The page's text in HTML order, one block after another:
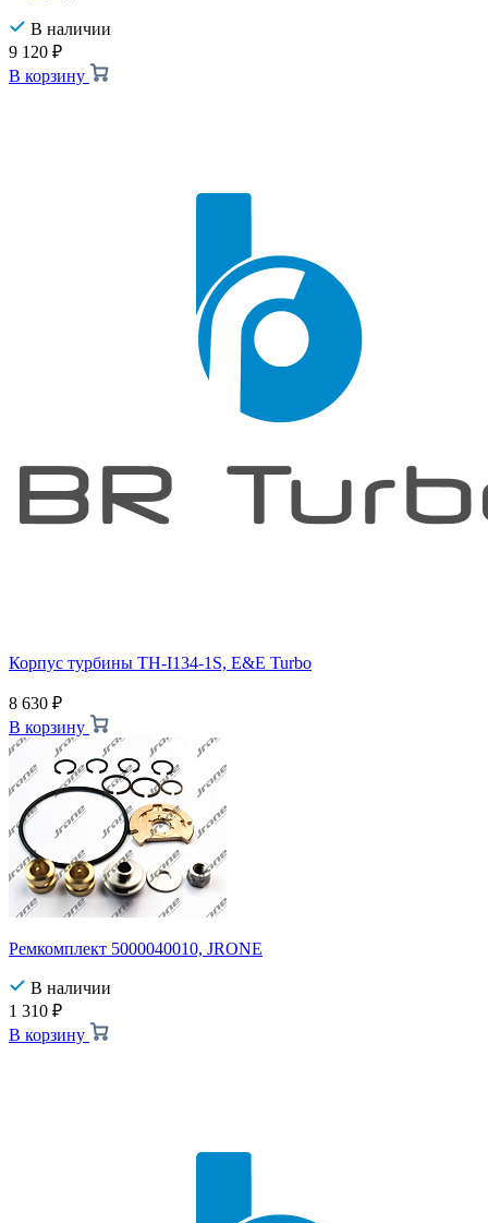
В наличии
9 120 ₽
В корзину
Корпус турбины TH-I134-1S, E&E Turbo
8 630 ₽
В корзину
Ремкомплект 5000040010, JRONE
В наличии
1 310 ₽
В корзину